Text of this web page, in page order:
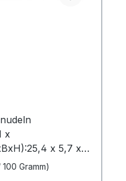
x
x 5,7 x
Gramm)